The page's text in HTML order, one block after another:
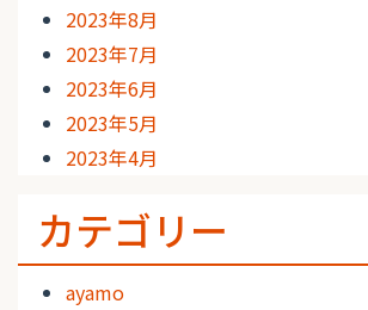
2023年8月
2023年7月
2023年6月
2023年5月
2023年4月
カテゴリー
ayamo